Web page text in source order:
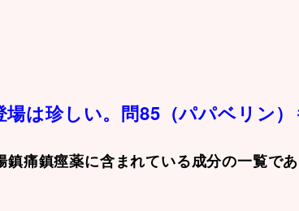
は珍しい。問85（パパベリン）
鎮痛鎮痙薬に含まれている成分の一覧であ